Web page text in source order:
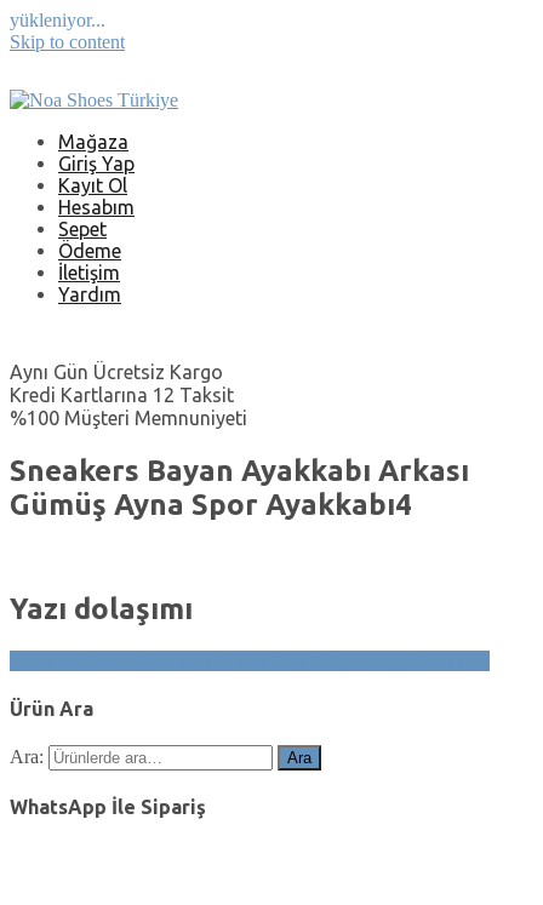
yükleniyor...
Skip to content
Mağaza
Giriş Yap
Kayıt Ol
Hesabım
Sepet
Ödeme
İletişim
Yardım
Aynı Gün Ücretsiz Kargo
Kredi Kartlarına 12 Taksit
%100 Müşteri Memnuniyeti
Sneakers Bayan Ayakkabı Arkası
Gümüş Ayna Spor Ayakkabı4
Yazı dolaşımı
Ürün Ara
Ara: Ara
WhatsApp İle Sipariş